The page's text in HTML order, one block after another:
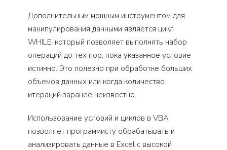
Дополнительным мощным инструментом для
манипулирования данными является цикл
WHILE, который позволяет выполнять набор
операций до тех пор, пока указанное условие
истинно. Это полезно при обработке больших
объемов данных или когда количество
итераций заранее неизвестно.
Использование условий и циклов в VBA
позволяет программисту обрабатывать и
анализировать данные в Excel с высокой